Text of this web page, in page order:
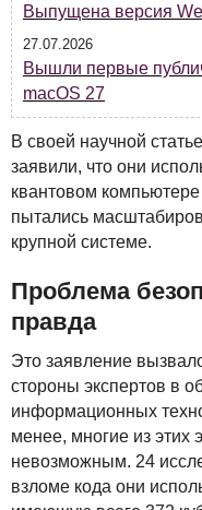
Выпущена версия
27.07.2026
Вышли первые
macOS 27
В своей научной
заявили, что они
квантовом
пытались
крупной системе.
Проблема
правда
Это заявление
стороны экспертов в
информационных
менее, многие из этих
невозможным. 24
взломе кода они